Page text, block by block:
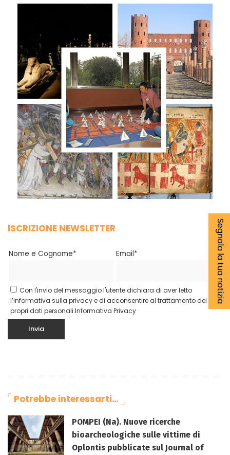
ISCRIZIONE NEWSLETTER
Nome e Cognome* Email*
Con l'invio del messaggio l'utente dichiara di aver letto
l’informativa sulla privacy e di acconsentire al trattamento dei
propri dati personali.Informativa Privacy
Potrebbe interessarti…
POMPEI (Na). Nuove ricerche
bioarcheologiche sulle vittime di
Oplontis pubblicate sul Journal of
Segnala la tua notizia